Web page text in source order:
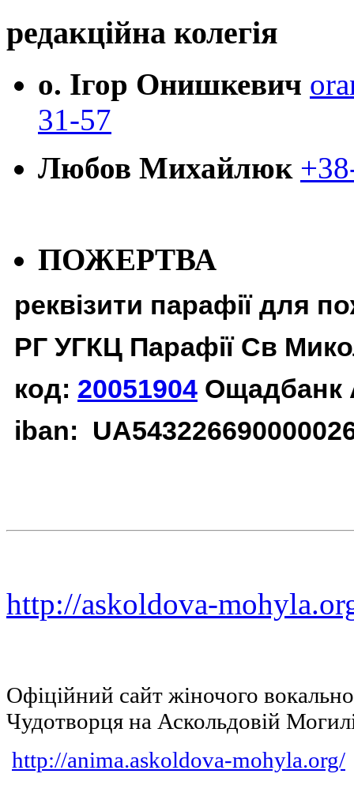
редакційна колегія
о. Ігор Онишкевич
31-57
Любов Михайлюк
ПОЖЕРТВА
реквізити парафії для
РГ УГКЦ Парафії Св
код: 20051904 Ощадбанк
iban:
http://askoldova-
Офіційний сайт жіночого
Чудотворця на Аскольдовій
http://anima.askoldova-mohyla.org/